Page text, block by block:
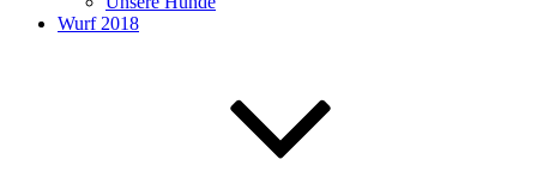
Wurf 2018